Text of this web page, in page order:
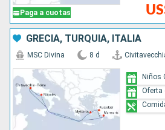
Paga a cuotas
GRECIA, TURQUÍA, ITALIA
MSC Divina 8 d
Niños
Oferta